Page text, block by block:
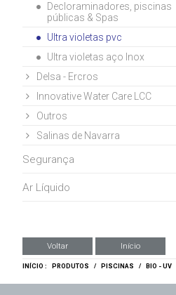
Decloraminadores, piscinas
públicas & Spas
Ultra violetas pvc
Ultra violetas aço Inox
Delsa - Ercros
Innovative Water Care LCC
Outros
Salinas de Navarra
Segurança
Ar Líquido
Voltar Início
INÍCIO : PRODUTOS / PISCINAS / BIO - UV